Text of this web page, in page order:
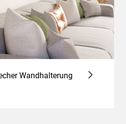
Wandhalterung